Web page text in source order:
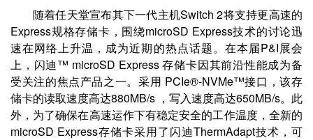
随着任天堂宣布其下一代主机Switch 2将支持更高速的
Express规格存储卡，围绕microSD Express技术的讨论迅
速在网络上升温，成为近期的热点话题。在本届P&I展会
上，闪迪™ microSD Express 存储卡因其前沿性能成为备
受关注的焦点产品之一。采用 PCIe®-NVMe™接口，该存
储卡的读取速度高达880MB/s ，写入速度高达650MB/s。此
外，为了确保在高速运作下有稳定安全的工作温度，全新的
microSD Express存储卡采用了闪迪ThermAdapt技术，可